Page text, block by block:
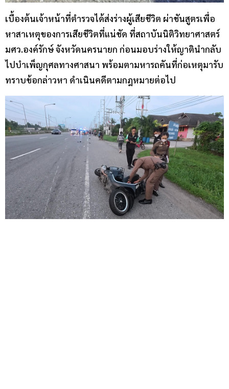
เบื้องต้นเจ้าหน้าที่ตำรวจได้ส่งร่างผู้เสียชีวิต ผ่าชันสูตรเพื่อ
หาสาเหตุของการเสียชีวิตที่แน่ชัด ที่สถาบันนิติวิทยาศาสตร์
มศว.องค์รักษ์ จังหวัดนครนายก ก่อนมอบร่างให้ญาตินำกลับ
ไปบำเพ็ญกุศลทางศาสนา พร้อมตามหารถคันที่ก่อเหตุมารับ
ทราบข้อกล่าวหา ดำเนินคดีตามกฎหมายต่อไป